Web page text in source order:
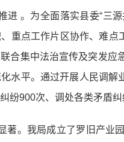
进 。为全面落实县委“三
重点工作片区协作、难
合集中法治宣传及突发应
水平。通过开展人民调
纷900次、调处各类矛盾
著。我局成立了罗旧产业